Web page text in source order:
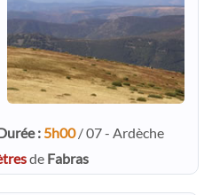
: 5h00/ 07 - Ardèche
de Fabras